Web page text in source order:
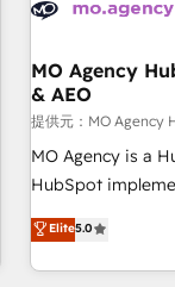
business forward. Since 2015 we are fully dedicated to
with reputable
manufacturing,
customized
impact of your
financial rationale
partnership.
journey that sets
MO Agency
& AEO
提供元：MO Agency
MO Agency is a
HubSpot
RevOps
lifecycle
HubSpot,
Elite5.0